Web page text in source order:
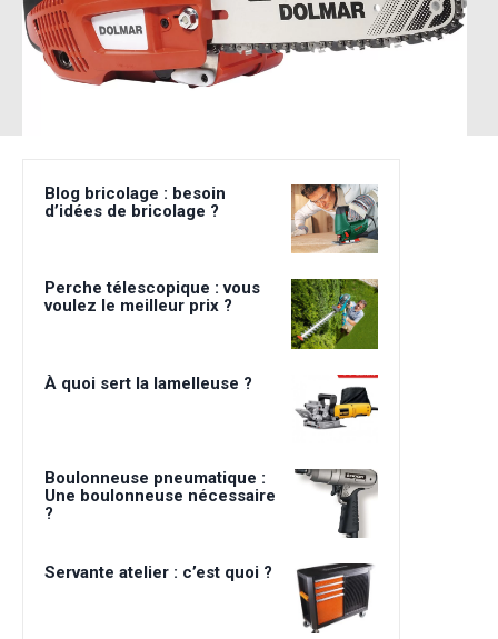
Blog bricolage : besoin
d’idées de bricolage ?
Perche télescopique : vous
voulez le meilleur prix ?
À quoi sert la lamelleuse ?
Boulonneuse pneumatique :
Une boulonneuse nécessaire
?
Servante atelier : c’est quoi ?